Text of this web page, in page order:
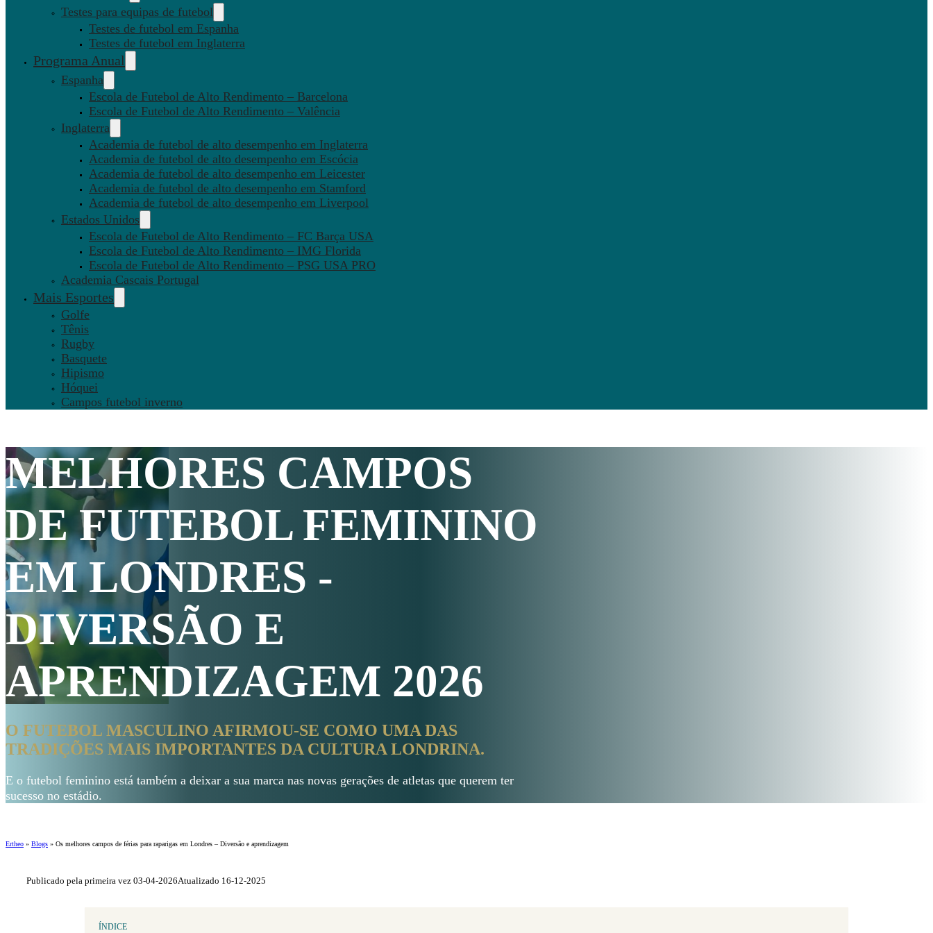
Testes para equipas de futebol
Testes de futebol em Espanha
Testes de futebol em Inglaterra
Programa Anual
Espanha
Escola de Futebol de Alto Rendimento – Barcelona
Escola de Futebol de Alto Rendimento – Valência
Inglaterra
Academia de futebol de alto desempenho em Inglaterra
Academia de futebol de alto desempenho em Escócia
Academia de futebol de alto desempenho em Leicester
Academia de futebol de alto desempenho em Stamford
Academia de futebol de alto desempenho em Liverpool
Estados Unidos
Escola de Futebol de Alto Rendimento – FC Barça USA
Escola de Futebol de Alto Rendimento – IMG Florida
Escola de Futebol de Alto Rendimento – PSG USA PRO
Academia Cascais Portugal
Mais Esportes
Golfe
Tênis
Rugby
Basquete
Hipismo
Hóquei
Campos futebol inverno
MELHORES CAMPOS
DEFUTEBOL FEMININO
EM LONDRES -
DIVERSÃO E
APRENDIZAGEM 2026
O FUTEBOL MASCULINO AFIRMOU-SE COMO UMA DAS
TRADIÇÕES MAIS IMPORTANTES DA CULTURA LONDRINA.
E o futebol feminino está também a deixar a sua marca nas novas gerações de atletas que querem ter
sucesso no estádio.
Ertheo » Blogs » Os melhores campos de férias para raparigas em Londres – Diversão e aprendizagem
Publicado pela primeira vez 03-04-2026Atualizado 16-12-2025
ÍNDICE